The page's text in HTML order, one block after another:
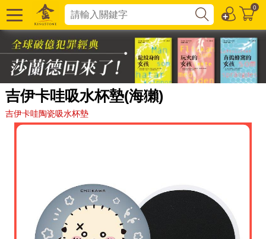
0
吉伊卡哇吸水杯墊(海獺)
吉伊卡哇陶瓷吸水杯墊